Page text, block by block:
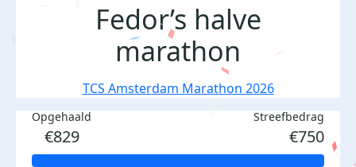
Fedor’s halve
marathon
TCS Amsterdam Marathon 2026
Opgehaald
€829
Streefbedrag
€750